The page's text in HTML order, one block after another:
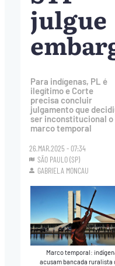
julgue
Para indígenas, PL é
ilegítimo e Corte
precisa concluir
julgamento que
ser inconstitucional o
marco temporal
26.MAR.2025 - 07:34
SÃO PAULO (SP)
GABRIELA MONCAU
Marco temporal:
acusam bancada ruralista